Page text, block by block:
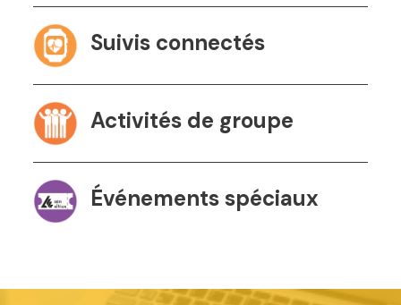
Suivis connectés
Activités de groupe
Événements spéciaux